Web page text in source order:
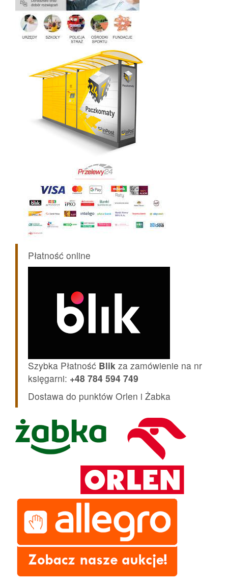
Płatność online
Szybka Płatność Blik za zamówienie na nr
księgarni: +48 784 594 749
Dostawa do punktów Orlen i Żabka